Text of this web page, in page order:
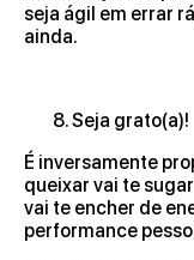
seja ágil em errar
ainda.
Seja grato(a)!
É inversamente
queixar vai te
vai te encher de
performance